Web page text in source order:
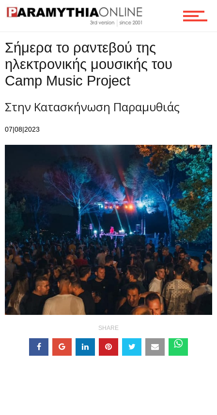
Επικοινωνία
Σήμερα το ραντεβού της
ηλεκτρονικής μουσικής του
Camp Music Project
Στην Κατασκήνωση Παραμυθιάς
07|08|2023
SHARE